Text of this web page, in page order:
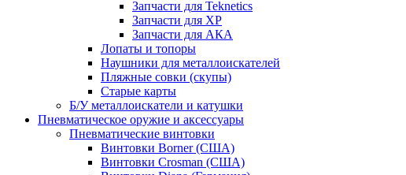
Запчасти для Teknetics
Запчасти для XP
Запчасти для АКА
Лопаты и топоры
Наушники для металлоискателей
Пляжные совки (скупы)
Старые карты
Б/У металлоискатели и катушки
Пневматическое оружие и аксессуары
Пневматические винтовки
Винтовки Borner (США)
Винтовки Crosman (США)